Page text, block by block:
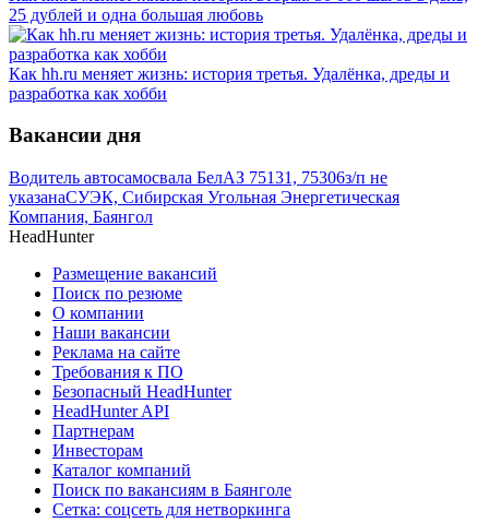
25 дублей и одна большая любовь
Как hh.ru меняет жизнь: история третья. Удалёнка, дреды и
разработка как хобби
Вакансии дня
Водитель автосамосвала БелАЗ 75131, 75306з/п не
указанаСУЭК, Сибирская Угольная Энергетическая
Компания, Баянгол
HeadHunter
Размещение вакансий
Поиск по резюме
О компании
Наши вакансии
Реклама на сайте
Требования к ПО
Безопасный HeadHunter
HeadHunter API
Партнерам
Инвесторам
Каталог компаний
Поиск по вакансиям в Баянголе
Сетка: соцсеть для нетворкинга